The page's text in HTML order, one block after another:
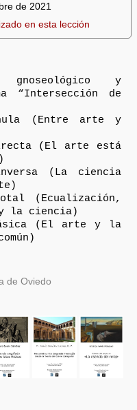
de 2021
en esta lección
gnoseológico y
“Intersección de
(Entre arte y
(El arte está
(La ciencia
(Ecualización,
la ciencia)
(El arte y la
de Oviedo